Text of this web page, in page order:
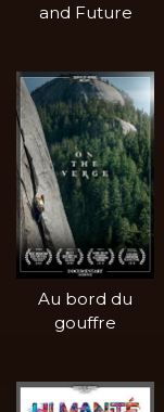
and Future
Au bord du
gouffre